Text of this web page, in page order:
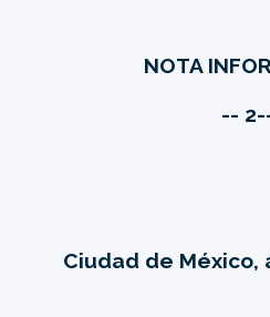
NOTA
--
Ciudad de México,